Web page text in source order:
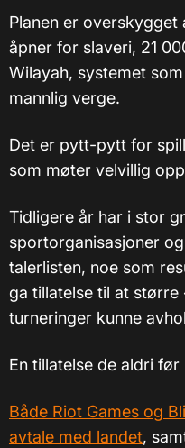
Planen er
åpner for slaveri, 21
Wilayah, systemet
mannlig verge.
Det er pytt-pytt for
som møter velvillig
Tidligere år har i stor
sportorganisasjoner
talerlisten, noe som
ga tillatelse til at større
turneringer kunne
En tillatelse de aldri
Både Riot Games og
avtale med landet,